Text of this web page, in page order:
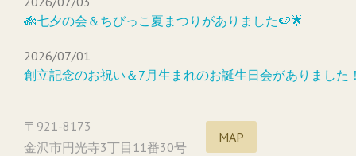
🎋七夕の会＆ちびっこ夏まつりがありました🍉🌟
2026/07/01
創立記念のお祝い＆7月生まれのお誕生日会がありました
〒921-8173
金沢市円光寺3丁目11番30号
MAP